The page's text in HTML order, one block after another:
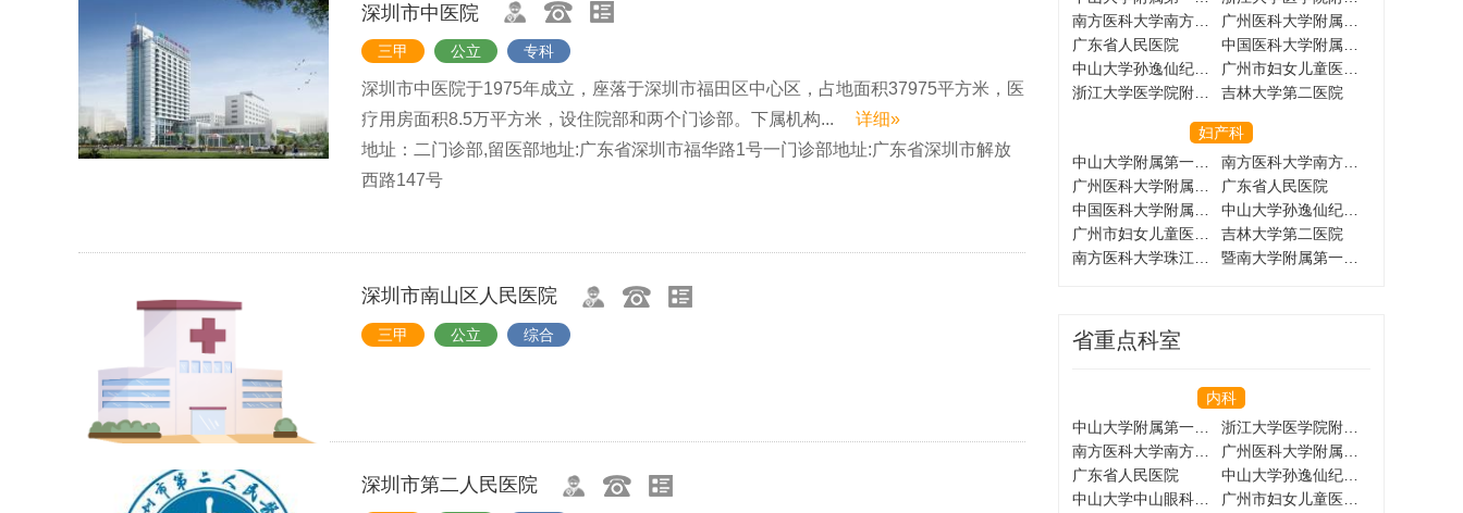
深圳市中医院
三甲 公立 专科
深圳市中医院于1975年成立，座落于深圳市福田区中心区，占地面积37975平方米，医
疗用房面积8.5万平方米，设住院部和两个门诊部。下属机构... 详细»
地址：二门诊部,留医部地址:广东省深圳市福华路1号一门诊部地址:广东省深圳市解放
西路147号
深圳市南山区人民医院
三甲 公立 综合
深圳市第二人民医院
广东省人民医院
吉林大学第二医院
妇产科
广东省人民医院
吉林大学第二医院
省重点科室
内科
广东省人民医院